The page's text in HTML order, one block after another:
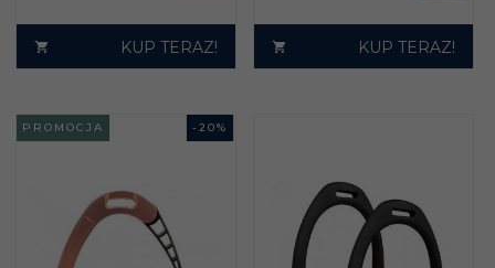
KUP TERAZ! KUP TERAZ!
- 20%
PROMOCJA